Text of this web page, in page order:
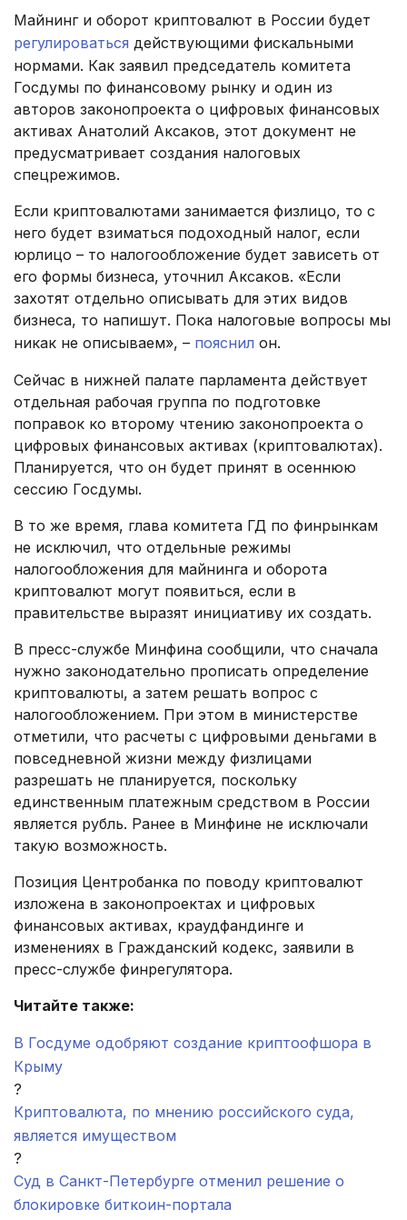
Майнинг и оборот криптовалют в России будет
регулироваться действующими фискальными
нормами. Как заявил председатель комитета
Госдумы по финансовому рынку и один из
авторов законопроекта о цифровых финансовых
активах Анатолий Аксаков, этот документ не
предусматривает создания налоговых
спецрежимов.
Если криптовалютами занимается физлицо, то с
него будет взиматься подоходный налог, если
юрлицо – то налогообложение будет зависеть от
его формы бизнеса, уточнил Аксаков. «Если
захотят отдельно описывать для этих видов
бизнеса, то напишут. Пока налоговые вопросы мы
никак не описываем», – пояснил он.
Сейчас в нижней палате парламента действует
отдельная рабочая группа по подготовке
поправок ко второму чтению законопроекта о
цифровых финансовых активах (криптовалютах).
Планируется, что он будет принят в осеннюю
сессию Госдумы.
В то же время, глава комитета ГД по финрынкам
не исключил, что отдельные режимы
налогообложения для майнинга и оборота
криптовалют могут появиться, если в
правительстве выразят инициативу их создать.
В пресс-службе Минфина сообщили, что сначала
нужно законодательно прописать определение
криптовалюты, а затем решать вопрос с
налогообложением. При этом в министерстве
отметили, что расчеты с цифровыми деньгами в
повседневной жизни между физлицами
разрешать не планируется, поскольку
единственным платежным средством в России
является рубль. Ранее в Минфине не исключали
такую возможность.
Позиция Центробанка по поводу криптовалют
изложена в законопроектах и цифровых
финансовых активах, краудфандинге и
изменениях в Гражданский кодекс, заявили в
пресс-службе финрегулятора.
Читайте также:
В Госдуме одобряют создание криптоофшора в
Крыму
?
Криптовалюта, по мнению российского суда,
является имуществом
?
Суд в Санкт-Петербурге отменил решение о
блокировке биткоин-портала